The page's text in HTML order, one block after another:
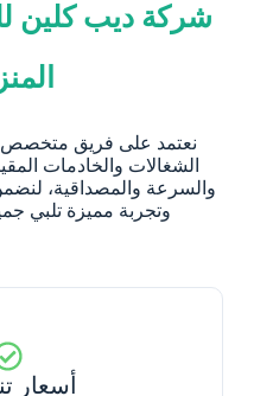
شركة ديب كلين
نعتمد على فريق متخصص
الشغالات والخادمات
والسرعة والمصداقية،
وتجربة مميزة تلبي
أسعار